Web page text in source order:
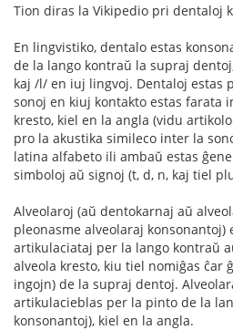
Tion diras la Vikipedio pri dentaloj
En lingvistiko, dentalo estas
de la lango kontraŭ la supraj
kaj /l/ en iuj lingvoj. Dentaloj estas
sonoj en kiuj kontakto estas farata
kresto, kiel en la angla (vidu
pro la akustika simileco inter la
latina alfabeto ili ambaŭ estas
simboloj aŭ signoj (t, d, n, kaj tiel
Alveolaroj (aŭ dentokarnaj aŭ
pleonasme alveolaraj konsonantoj)
artikulaciataj per la lango kontraŭ
alveola kresto, kiu tiel nomiĝas ĉar
ingojn) de la supraj dentoj.
artikulacieblas per la pinto de la
konsonantoj), kiel en la angla.